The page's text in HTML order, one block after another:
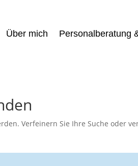
Über mich Personalberatung
Verfeinern Sie Ihre Suche oder